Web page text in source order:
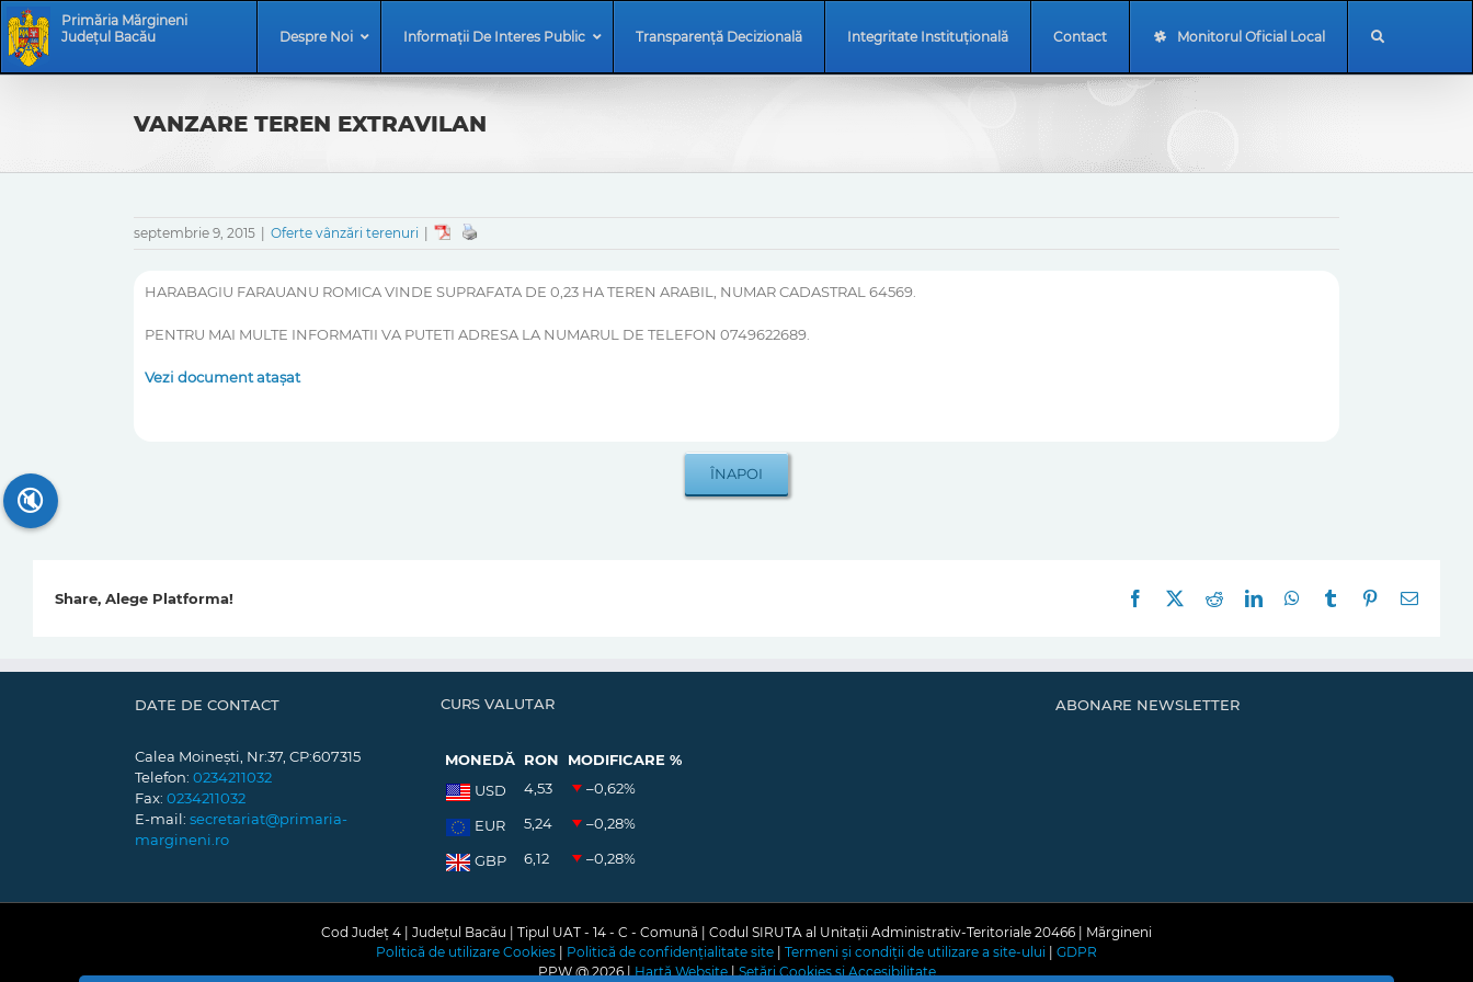
Skip
to
content
Skip
Navigation
Primăria Mărgineni
Județul Bacău
Despre Noi Informații De Interes Public Transparență Decizională Integritate Instituțională Contact Monitorul Oficial Local
VANZARE TEREN EXTRAVILAN
septembrie 9, 2015 Oferte vânzări terenuri
HARABAGIU FARAUANU ROMICA VINDE SUPRAFATA DE 0,23 HA TEREN ARABIL, NUMAR CADASTRAL 64569.
PENTRU MAI MULTE INFORMATII VA PUTETI ADRESA LA NUMARUL DE TELEFON 0749622689.
Vezi document atașat
Share, Alege Platforma! Facebook RedditLinkedInWhatsApp
Tumblr Pinterest
E-
DATE DE CONTACT
Calea Moinești, Nr:37, CP:607315
Telefon: 0234211032
Fax: 0234211032
E-mail: secretariat@primaria-
margineni.ro
CURS VALUTAR
MONEDĂ RON
MODIFICARE %
USD
4,53 –0,62%
EUR 5,24 –0,28%
GBP 6,12 –0,28%
ABONARE NEWSLETTER
Cod Județ 4 | Județul Bacău | Tipul UAT - 14 - C - Comună | Codul SIRUTA al Unitații Administrativ-Teritoriale 20466 | Mărgineni
Politică de utilizare Cookies
Politică de confidențialitate site Termeni și condiții de utilizare a site-ului
GDPR
PPW @2026 |Hartă Website|Setări Cookies și Accesibilitate
🔇